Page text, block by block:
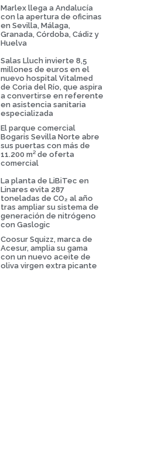
Marlex llega a Andalucía
con la apertura de oficinas
en Sevilla, Málaga,
Granada, Córdoba, Cádiz y
Huelva
Salas Lluch invierte 8,5
millones de euros en el
nuevo hospital Vitalmed
de Coria del Río, que aspira
a convertirse en referente
en asistencia sanitaria
especializada
El parque comercial
Bogaris Sevilla Norte abre
sus puertas con más de
11.200 m² de oferta
comercial
La planta de LiBiTec en
Linares evita 287
toneladas de CO₂ al año
tras ampliar su sistema de
generación de nitrógeno
con Gaslogic
Coosur Squizz, marca de
Acesur, amplia su gama
con un nuevo aceite de
oliva virgen extra picante